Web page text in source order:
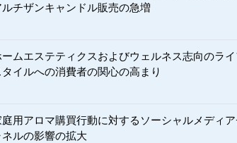
ルチザンキャンドル販売の急増
ムエステティクスおよびウェルネス志向のライ
タイルへの消費者の関心の高まり
用アロマ購買行動に対するソーシャルメディ
ネルの影響の拡大